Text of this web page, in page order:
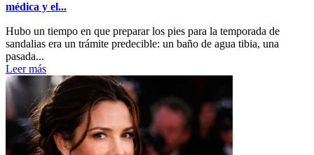
médica y el...
Hubo un tiempo en que preparar los pies para la temporada de
sandalias era un trámite predecible: un baño de agua tibia, una
pasada...
Leer más